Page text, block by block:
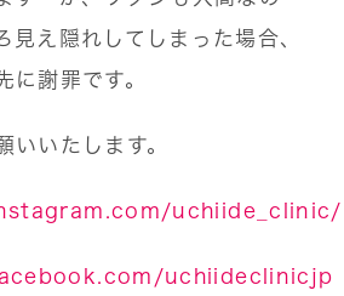
見え隠れしてしまった場合、
に謝罪です。
いいたします。
uchiide_clinic/
uchiideclinicjp